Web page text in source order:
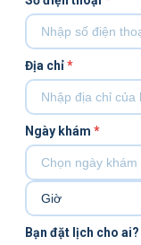
Địa chỉ*
Ngày khám *
Bạn đặt lịch cho ai?